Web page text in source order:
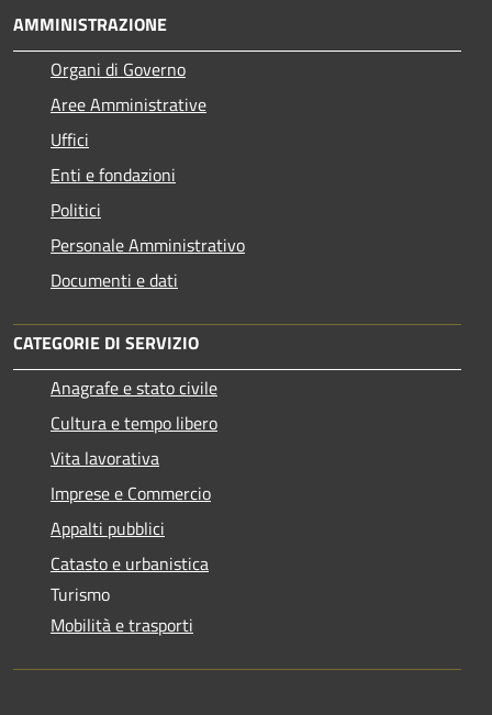
AMMINISTRAZIONE
Organi di Governo
Aree Amministrative
Uffici
Enti e fondazioni
Politici
Personale Amministrativo
Documenti e dati
CATEGORIE DI SERVIZIO
Anagrafe e stato civile
Cultura e tempo libero
Vita lavorativa
Imprese e Commercio
Appalti pubblici
Catasto e urbanistica
Turismo
Mobilità e trasporti